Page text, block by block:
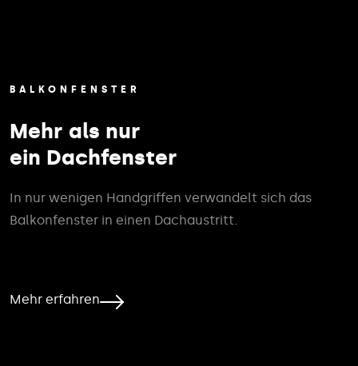
BALKONFENSTER
Mehr als nur
ein Dachfenster
In nur wenigen Handgriffen verwandelt sich das
Balkonfenster in einen Dachaustritt.
Mehr erfahren